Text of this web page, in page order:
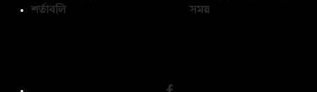
শর্তাবলি
সময়